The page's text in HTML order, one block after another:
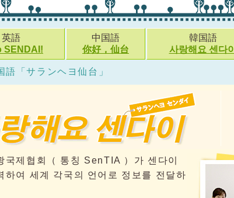
英語
SENDAI!
中国語
你好，仙台
韓国語
사랑해요 센다이
「サランヘヨ仙台」
제협회（ 통칭 SenTIA ）가 센다이
하여 세계 각국의 언어로 정보를 전달하